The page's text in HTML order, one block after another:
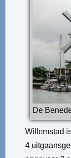
De
Willemstad
4